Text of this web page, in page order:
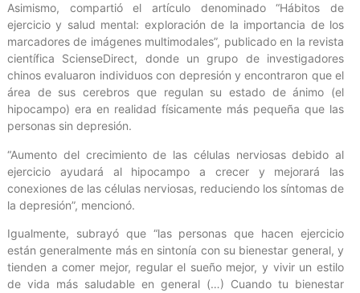
Asimismo, compartió el artículo denominado “Hábitos de
ejercicio y salud mental: exploración de la importancia de los
marcadores de imágenes multimodales”, publicado en la revista
científica ScienseDirect, donde un grupo de investigadores
chinos evaluaron individuos con depresión y encontraron que el
área de sus cerebros que regulan su estado de ánimo (el
hipocampo) era en realidad físicamente más pequeña que las
personas sin depresión.
“Aumento del crecimiento de las células nerviosas debido al
ejercicio ayudará al hipocampo a crecer y mejorará las
conexiones de las células nerviosas, reduciendo los síntomas de
la depresión”, mencionó.
Igualmente, subrayó que “las personas que hacen ejercicio
están generalmente más en sintonía con su bienestar general, y
tienden a comer mejor, regular el sueño mejor, y vivir un estilo
de vida más saludable en general (…) Cuando tu bienestar